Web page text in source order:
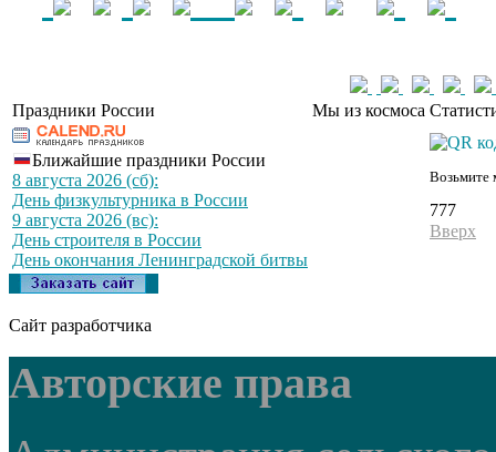
Праздники России Мы из космоса
Ближайшие праздники России
8 августа 2026 (сб):
День физкультурника в России
9 августа 2026 (вс):
День строителя в России
День окончания Ленинградской битвы
Возьмите
777
Вверх
Сайт разработчика
Авторские права